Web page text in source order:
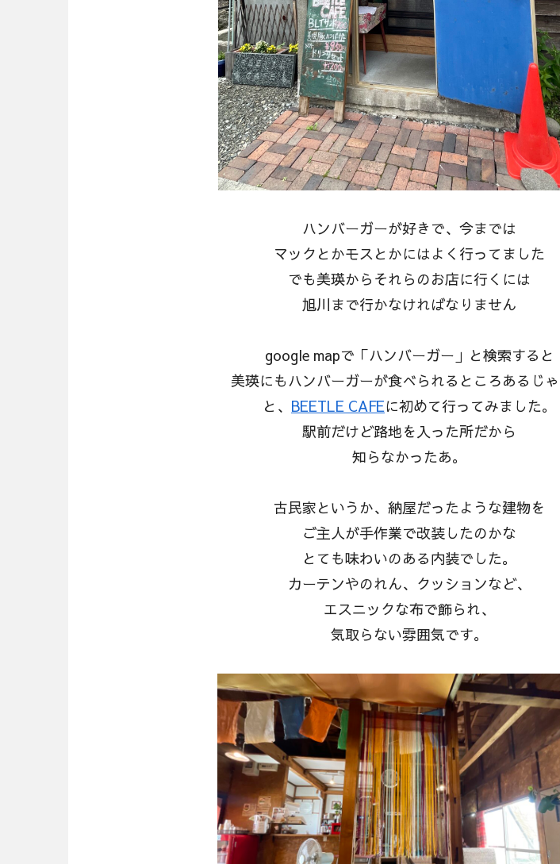
ハンバーガーが好きで、今までは
マックとかモスとかにはよく行ってました
でも美瑛からそれらのお店に行くには
旭川まで行かなければなりません
google mapで「ハンバーガー」と検索すると
美瑛にもハンバーガーが食べられるところあるじゃ
と、 BEETLE CAFEに初めて行ってみました。
駅前だけど路地を入った所だから
知らなかったあ。
古民家というか、納屋だったような建物を
ご主人が手作業で改装したのかな
とても味わいのある内装でした。
カーテンやのれん、クッションなど、
エスニックな布で飾られ、
気取らない雰囲気です。